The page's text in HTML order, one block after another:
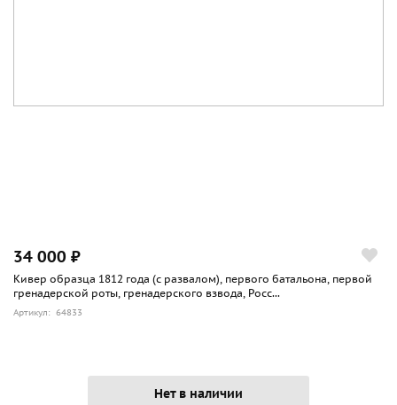
34 000 ₽
Кивер образца 1812 года (с развалом), первого батальона, первой
гренадерской роты, гренадерского взвода, Росс...
Артикул: 64833
Нет в наличии